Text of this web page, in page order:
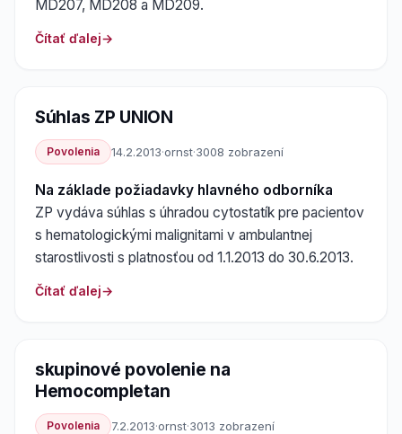
MD207, MD208 a MD209.
Čítať ďalej
Súhlas ZP UNION
Povolenia 14.2.2013·ornst·3008 zobrazení
Na základe požiadavky hlavného odborníka
ZP vydáva súhlas s úhradou cytostatík pre pacientov
s hematologickými malignitami v ambulantnej
starostlivosti s platnosťou od 1.1.2013 do 30.6.2013.
Čítať ďalej
skupinové povolenie na
Hemocompletan
Povolenia 7.2.2013·ornst·3013 zobrazení